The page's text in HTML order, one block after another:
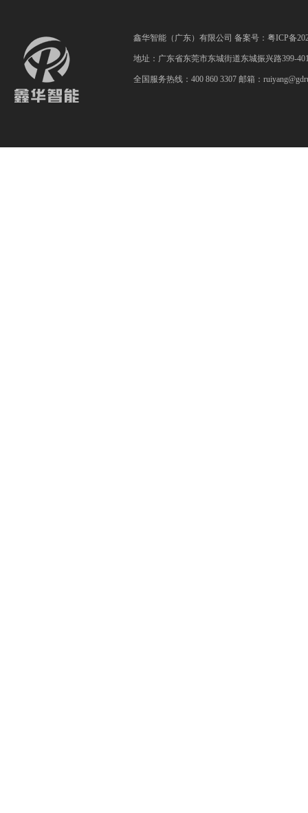
鑫华智能（广东）有限公司 备案号： 粤ICP备
地址：广东省东莞市东城街道东城振兴路399-
全国服务热线：400 860 3307 邮箱：